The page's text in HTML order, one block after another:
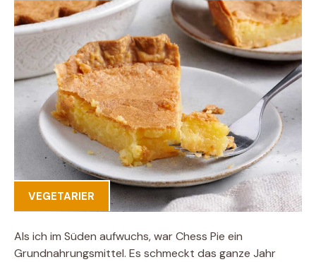
VEGETARIER
Als ich im Süden aufwuchs, war Chess Pie ein
Grundnahrungsmittel. Es schmeckt das ganze Jahr